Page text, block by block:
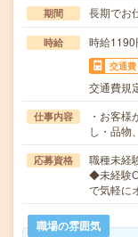
期間 長期でお
時給 時給1190
交通費
交通費規
仕事内容
・お客
し・品物
応募資格
職種未経
◆未経験
で気軽に
職場の雰囲気